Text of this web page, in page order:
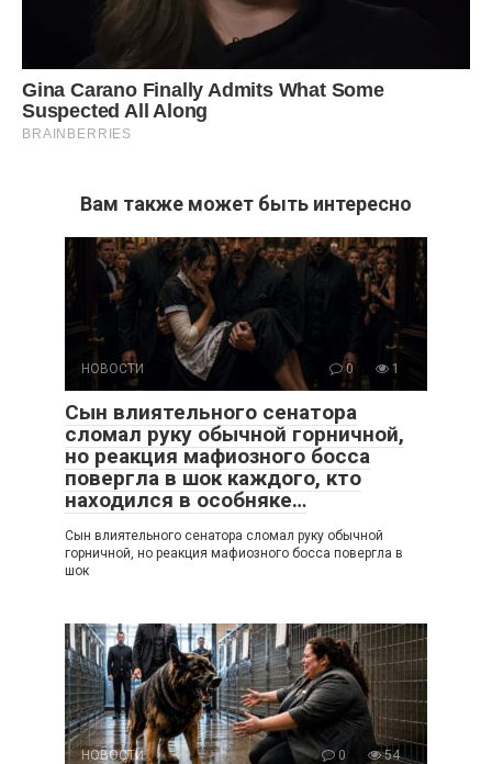
Вам также может быть интересно
НОВОСТИ 0 1
Сын влиятельного сенатора
сломал руку обычной горничной,
но реакция мафиозного босса
повергла в шок каждого, кто
находился в особняке…
Сын влиятельного сенатора сломал руку обычной
горничной, но реакция мафиозного босса повергла в
шок
НОВОСТИ 0 54